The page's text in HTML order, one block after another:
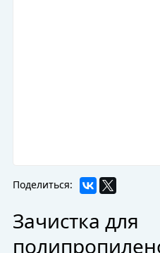
Поделиться:
Зачистка для